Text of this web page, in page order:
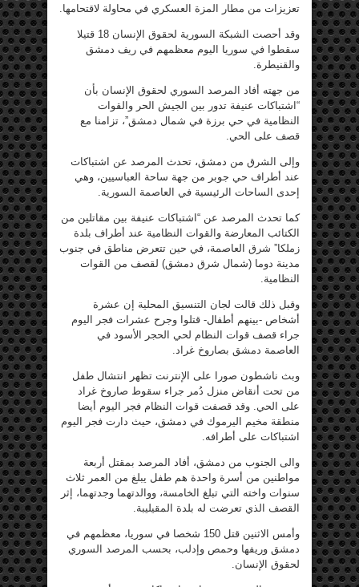
تعزيزات من مطار المزة العسكري في محاولة لاقتحامها.
وقد أحصت الشبكة السورية لحقوق الإنسان 18 قتيلا
سقطوا في سوريا اليوم معظمهم في ريف دمشق
والقنيطرة.
من جهته أفاد المرصد السوري لحقوق الإنسان بأن
“اشتباكات عنيفة تدور بين الجيش الحر والقوات
النظامية في حي برزة في شمال دمشق”، تزامنا مع
قصف على الحي.
وإلى الشرق من دمشق، تحدث المرصد عن اشتباكات
عند أطراف حي جوبر من جهة ساحة العباسيين، وهي
إحدى الساحات الرئيسية في العاصمة السورية.
كما تحدث المرصد عن “اشتباكات عنيفة بين مقاتلين من
الكتائب المعارضة والقوات النظامية عند أطراف بلدة
زملكا” شرق العاصمة، في حين تتعرض مناطق في جنوب
مدينة دوما (شمال شرق دمشق) لقصف من القوات
النظامية.
وقبل ذلك قالت لجان التنسيق المحلية إن عشرة
أشخاص -بينهم أطفال- قتلوا وجرح عشرات فجر اليوم
جراء قصف قوات النظام لحي الحجر الأسود في
العاصمة دمشق بصاروخ غراد.
وبث ناشطون صورا على الإنترنت تظهر انتشال طفل
من تحت أنقاض منزل دُمر جراء سقوط صاروخ غراد
على الحي. وقد قصفت قوات النظام فجر اليوم أيضا
منطقة مخيم اليرموك في دمشق، حيث دارت فجر اليوم
اشتباكات على أطرافه.
والى الجنوب من دمشق، أفاد المرصد بمقتل أربعة
مواطنين من أسرة واحدة هم طفل يبلغ من العمر ثلاث
سنوات واخته التي تبلغ الخامسة، ووالدتهما وجدتهما، إثر
القصف الذي تعرضت له بلدة المقيليبة.
وأمس الاثنين قتل 150 شخصا في سوريا، معظمهم في
دمشق وريفها وحمص وإدلب، بحسب المرصد السوري
لحقوق الإنسان.